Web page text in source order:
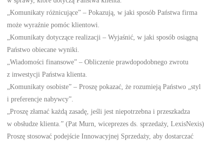
„Komunikaty różnicujące” – Pokazują, w jaki sposób Państwa firma
może wyraźnie pomóc klientowi.
„Komunikaty dotyczące realizacji – Wyjaśnić, w jaki sposób osiągną
Państwo obiecane wyniki.
„Wiadomości finansowe” – Obliczenie prawdopodobnego zwrotu
z inwestycji Państwa klienta.
„Komunikaty osobiste” – Proszę pokazać, że rozumieją Państwo „styl
i preferencje nabywcy”.
„Proszę złamać każdą zasadę, jeśli jest niepotrzebna i przeszkadza
w obsłudze klienta.” (Pat Murn, wiceprezes ds. sprzedaży, LexisNexis)
Proszę stosować podejście Innowacyjnej Sprzedaży, aby dostarczać